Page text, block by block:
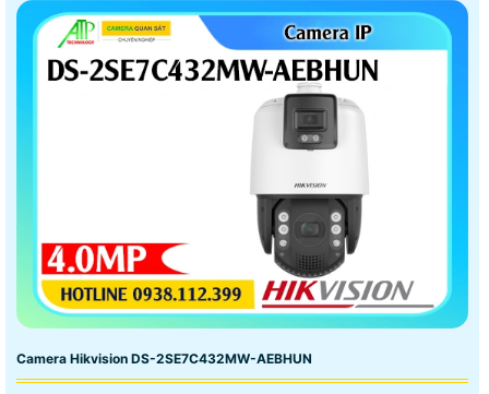
Camera Hikvision DS-2SE7C432MW-AEBHUN